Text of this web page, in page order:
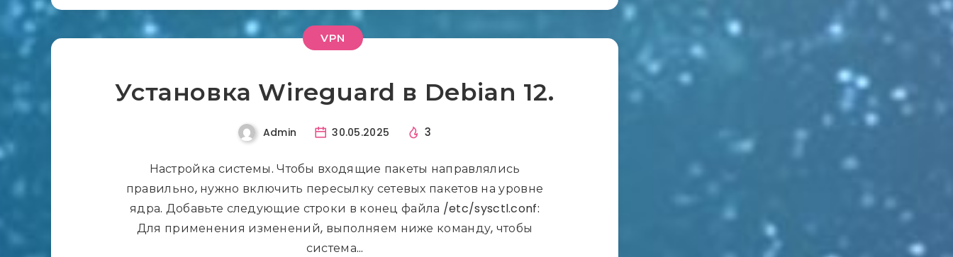
VPN
Установка Wireguard в Debian 12.
Admin 30.05.2025 3
Настройка системы. Чтобы входящие пакеты направлялись
правильно, нужно включить пересылку сетевых пакетов на уровне
ядра. Добавьте следующие строки в конец файла /etc/sysctl.conf:
Для применения изменений, выполняем ниже команду, чтобы
система…